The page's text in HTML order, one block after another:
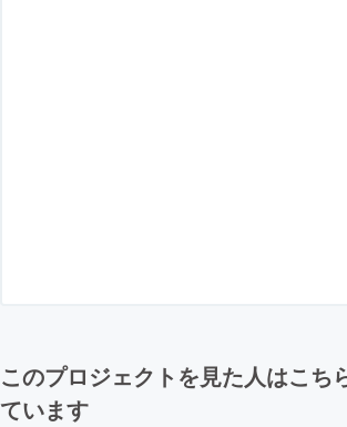
このプロジェクトを見た人はこち
ています